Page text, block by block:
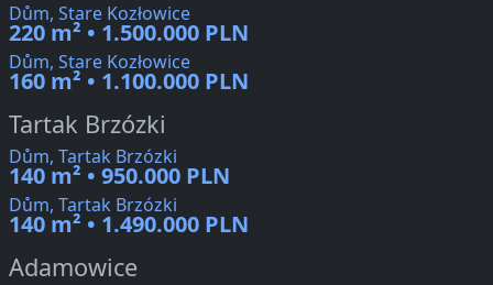
Dům, Stare Kozłowice
220 m² • 1.500.000 PLN
Dům, Stare Kozłowice
160 m² • 1.100.000 PLN
Tartak Brzózki
Dům, Tartak Brzózki
140 m² • 950.000 PLN
Dům, Tartak Brzózki
140 m² • 1.490.000 PLN
Adamowice